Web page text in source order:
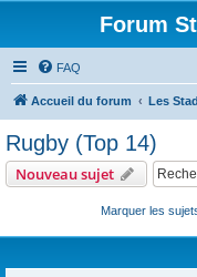
Forum
FAQ
Accueil du forum Les
Rugby (Top 14)
Nouveau sujet
Marquer les